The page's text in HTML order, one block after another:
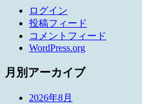
ログイン
投稿フィード
コメントフィード
WordPress.org
月別アーカイブ
2026年8月